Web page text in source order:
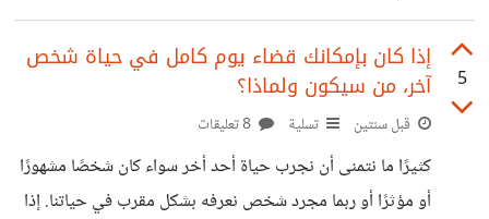
صناعي يمكنه التعلم من اختيارات الأشخاص المختلفة وبناء على
ذلك يقوم بترشيح المنتجات التي قد تعجبه، لكن المشكلة أنني
حاولت الاعتماد على تقييمات المنتج لمعرفة إن كان المنتج جيدًا
أم لأ، خاصة أنها نقطة رقمية يمكن إدخالها إلى المعادلة وما يجعل
الأمر معقدة أقل هو تحويل العوامل المؤثرة إلى نقاط رقمية
يمكن أخذها في الحسبان. لكن عندما عرضت الفكرة على
5
إذا كان بإمكانك قضاء يوم كامل في حياة شخص
آخر، من سيكون ولماذا؟
قبل سنتين تسلية
كثيرًا ما نتمنى أن نجرب حياة أحد أخر سواء كان شخصًا مشهورًا
أو مؤثرًا أو ربما مجرد شخص نعرفه بشكل مقرب في حياتنا. إذا